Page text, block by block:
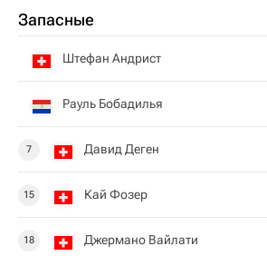
Запасные
Штефан Андрист
Рауль Бобадилья
7 Давид Деген
15 Кай Фозер
18 Джермано Вайлати